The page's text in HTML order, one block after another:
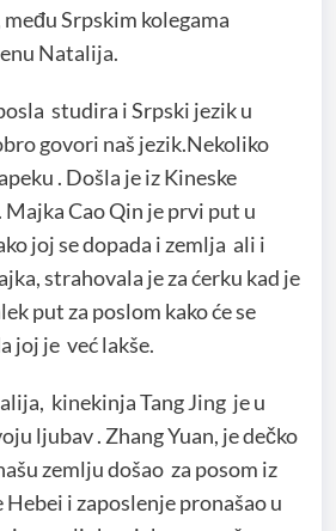
Srpskim kolegama
Natalija.
studira i Srpski jezik u
govori naš jezik.Nekoliko
. Došla je iz Kineske
Cao Qin je prvi put u
joj se dopada i zemlja ali i
strahovala je za ćerku kad je
put za poslom kako će se
joj je već lakše.
kinekinja Tang Jing je u
ljubav . Zhang Yuan, je dečko
zemlju došao za posom iz
i zaposlenje pronašao u